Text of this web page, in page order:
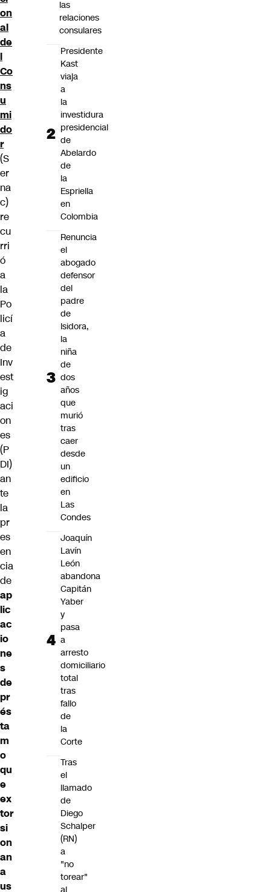
on
al
de
l
Co
ns
u
mi
do
r
(S
er
na
c)
re
cu
rri
ó
a
la
Po
licí
a
de
Inv
est
ig
aci
on
es
(P
DI)
an
te
la
pr
es
en
cia
de
ap
lic
ac
io
ne
s
de
pr
és
ta
m
o
qu
e
ex
tor
si
on
an
a
us
las
relaciones
consulares
Presidente
Kast
viaja
a
la
investidura
presidencial
de
Abelardo
de
la
Espriella
en
Colombia
Renuncia
el
abogado
defensor
del
padre
de
Isidora,
la
niña
de
dos
años
que
murió
tras
caer
desde
un
edificio
en
Las
Condes
Joaquín
Lavín
León
abandona
Capitán
Yaber
y
pasa
a
arresto
domiciliario
total
tras
fallo
de
la
Corte
Tras
el
llamado
de
Diego
Schalper
(RN)
a
"no
torear"
al